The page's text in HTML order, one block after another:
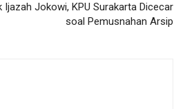
Ijazah Jokowi, KPU Surakarta Dicecar
soal Pemusnahan Arsip